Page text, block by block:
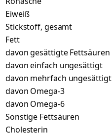
Eiweiß
Stickstoff, gesamt
Fett
davon gesättigte Fettsäuren
davon einfach ungesättigt
davon mehrfach ungesättigt
davon Omega-3
davon Omega-6
Sonstige Fettsäuren
Cholesterin